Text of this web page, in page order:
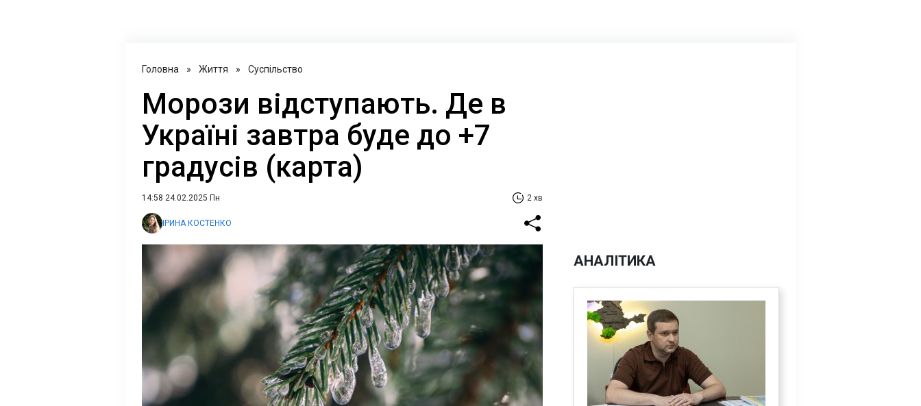
Головна » Життя » Суспільство
Морози відступають. Де в
Україні завтра буде до +7
градусів (карта)
14:58 24.02.2025 Пн 2 хв
ІРИНА КОСТЕНКО
АНАЛІТИКА